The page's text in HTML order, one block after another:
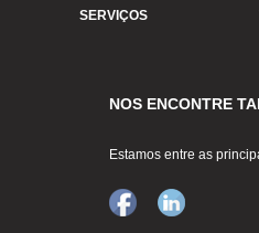
SERVIÇOS
NOS ENCONTRE
Estamos entre as